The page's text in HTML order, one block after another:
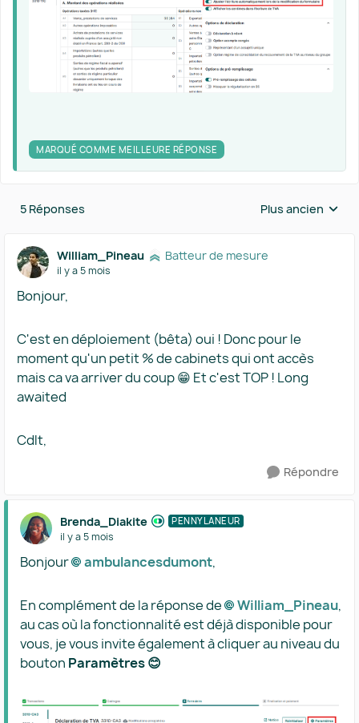
MARQUÉ COMME MEILLEURE RÉPONSE
5 Réponses Réponses triées
Plus ancien
William_Pineau Batteur de mesure
il y a 5 mois
Bonjour,
C'est en déploiement (bêta) oui ! Donc pour le
moment qu'un petit % de cabinets qui ont accès
mais ca va arriver du coup 😁 Et c'est TOP ! Long
awaited
Cdlt,
Répondre
Brenda_Diakite PENNYLANEUR
il y a 5 mois
Bonjour ambulancesdumont​,
En complément de la réponse de William_Pineau​,
au cas où la fonctionnalité est déjà disponible pour
vous, je vous invite également à cliquer au niveau du
bouton Paramètres 😊